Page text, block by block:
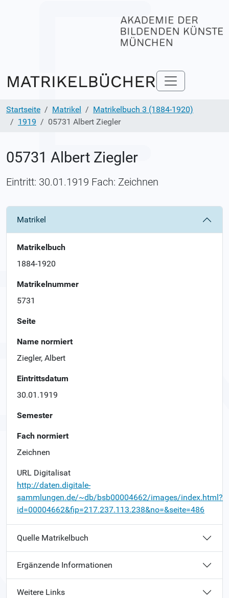
Startseite Matrikel
Matrikelbuch 3 (1884-1920)
1919
05731 Albert Ziegler
05731 Albert Ziegler
Eintritt: 30.01.1919 Fach: Zeichnen
Matrikel
Matrikelbuch
1884-1920
Matrikelnummer
5731
Seite
Name normiert
Ziegler, Albert
Eintrittsdatum
30.01.1919
Semester
Fach normiert
Zeichnen
URL Digitalisat
http://daten.digitale-
sammlungen.de/~db/bsb00004662/images/index.html?
id=00004662&fip=217.237.113.238&no=&seite=486
Quelle Matrikelbuch
Ergänzende Informationen
Weitere Links